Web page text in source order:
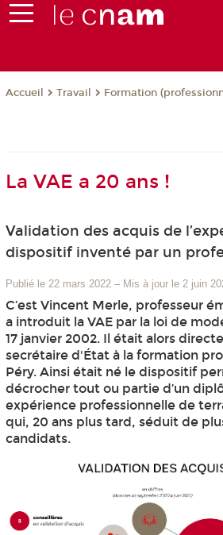
Accueil Travail Formation
La VAE a 20 ans !
Validation des acquis de
dispositif inventé par un
Publié le 22 mars 2022 – Mis à jour le 2 juin
C’est Vincent Merle, professeur
a introduit la VAE par la loi de
17 janvier 2002. Il était alors
secrétaire d'État à la formation
Péry. Ainsi était né le dispositif
décrocher tout ou partie d’un
expérience professionnelle de
qui, 20 ans plus tard, séduit de
candidats.